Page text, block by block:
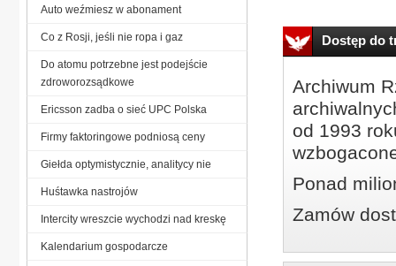
Dostęp do
Archiwum
od 1993
Ponad
Zamów
Auto weźmiesz w abonament
Co z Rosji, jeśli nie ropa i gaz
Do atomu potrzebne jest podejście
zdroworozsądkowe
Ericsson zadba o sieć UPC Polska
Firmy faktoringowe podniosą ceny
Giełda optymistycznie, analitycy nie
Huśtawka nastrojów
Intercity wreszcie wychodzi nad kreskę
Kalendarium gospodarcze